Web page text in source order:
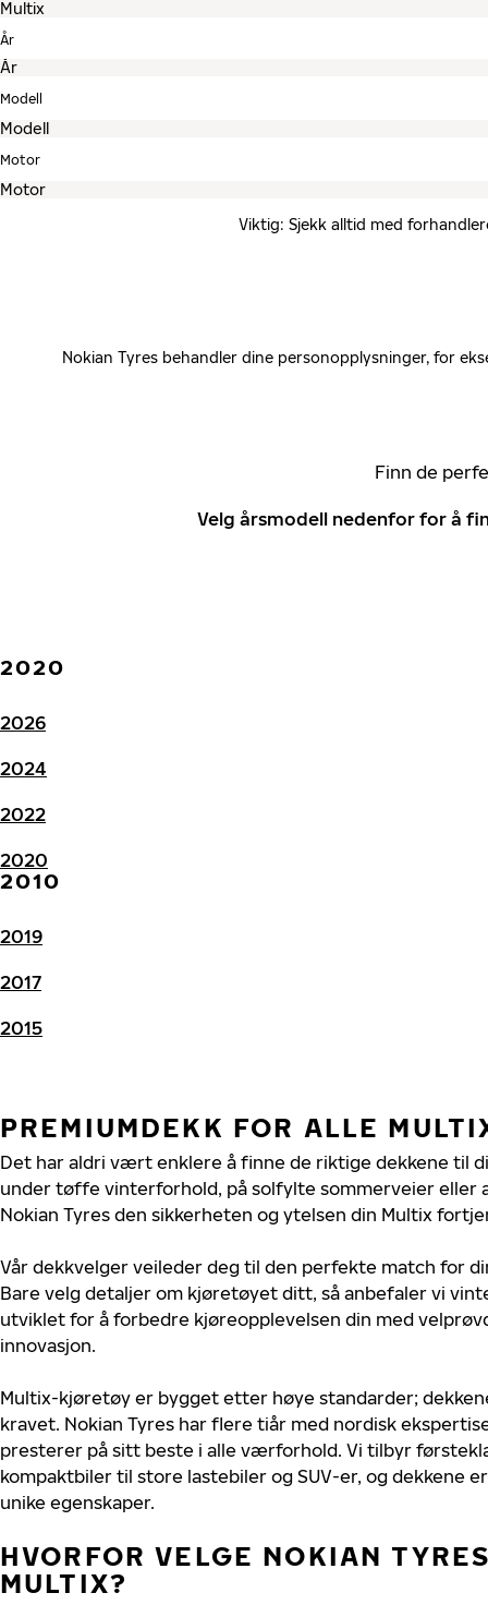
År
Modell
Motor
Viktig: Sjekk alltid med
Nokian Tyres behandler dine personopplysninger, for
Finn de
Velg årsmodell nedenfor for å
2020
2026
2024
2022
2020
2010
2019
2017
2015
PREMIUMDEKK FOR ALLE
Det har aldri vært enklere å finne de riktige dekkene til
under tøffe vinterforhold, på solfylte sommerveier eller
Nokian Tyres den sikkerheten og ytelsen din Multix
Vår dekkvelger veileder deg til den perfekte match for
Bare velg detaljer om kjøretøyet ditt, så anbefaler vi
utviklet for å forbedre kjøreopplevelsen din med
innovasjon.
Multix-kjøretøy er bygget etter høye standarder;
kravet. Nokian Tyres har flere tiår med nordisk
presterer på sitt beste i alle værforhold. Vi tilbyr
kompaktbiler til store lastebiler og SUV-er, og dekkene
unike egenskaper.
HVORFOR VELGE NOKIAN
MULTIX?